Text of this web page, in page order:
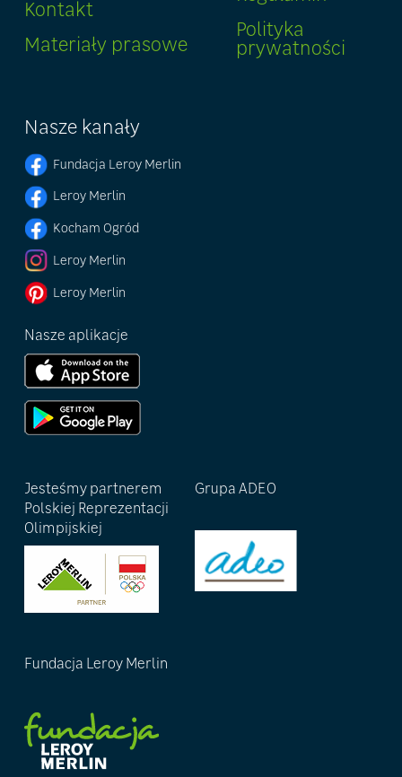
Kontakt
Materiały prasowe
Polityka
prywatności
Nasze kanały
Fundacja Leroy Merlin
Leroy Merlin
Kocham Ogród
Leroy Merlin
Leroy Merlin
Nasze aplikacje
Jesteśmy partnerem
Polskiej Reprezentacji
Olimpijskiej
Grupa ADEO
Fundacja Leroy Merlin